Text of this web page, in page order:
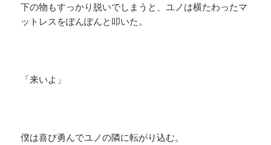
下の物もすっかり脱いでしまうと、ユノは横たわったマ
ットレスをぽんぽんと叩いた。
「来いよ」
僕は喜び勇んでユノの隣に転がり込む。